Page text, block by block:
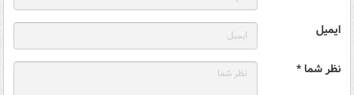
ایمیل
نظر شما *